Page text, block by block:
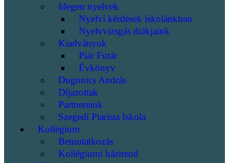
Idegen nyelvek
Nyelvi kérdések iskolánkban
Nyelvvizsgás diákjaink
Kiadványok
Piár Futár
Évkönyv
Dugonics András
Díjazottak
Partnereink
Szegedi Piarista Iskola
Kollégium
Bemutatkozás
Kollégiumi házirend